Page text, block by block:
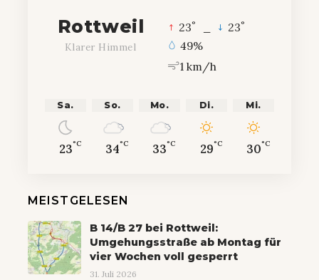
Rottweil
Klarer Himmel
23° 23°
49%
1 km/h
Sa.
23°C
So.
34°C
Mo.
33°C
Di.
29°C
Mi.
30°C
MEISTGELESEN
B 14/B 27 bei Rottweil:
Umgehungsstraße ab Montag für
vier Wochen voll gesperrt
31. Juli 2026